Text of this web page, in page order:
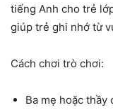
tiếng Anh cho trẻ
giúp trẻ ghi nhớ từ
Cách chơi trò chơi:
Ba mẹ hoặc